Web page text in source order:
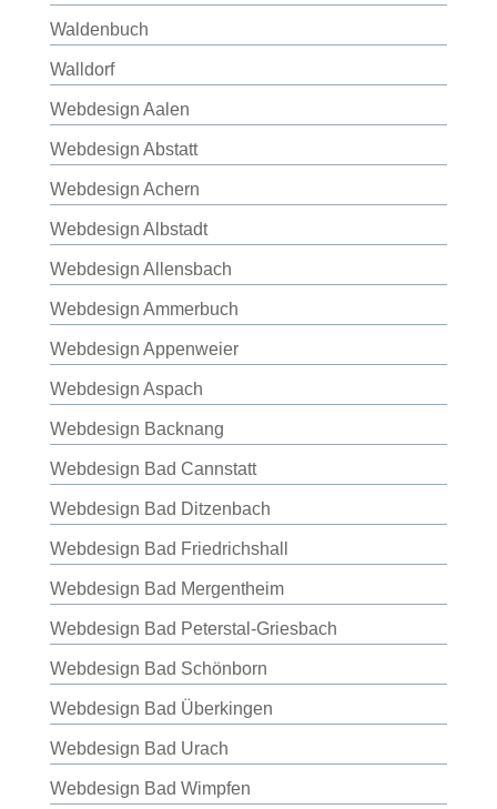
Waldenbuch
Walldorf
Webdesign Aalen
Webdesign Abstatt
Webdesign Achern
Webdesign Albstadt
Webdesign Allensbach
Webdesign Ammerbuch
Webdesign Appenweier
Webdesign Aspach
Webdesign Backnang
Webdesign Bad Cannstatt
Webdesign Bad Ditzenbach
Webdesign Bad Friedrichshall
Webdesign Bad Mergentheim
Webdesign Bad Peterstal-Griesbach
Webdesign Bad Schönborn
Webdesign Bad Überkingen
Webdesign Bad Urach
Webdesign Bad Wimpfen